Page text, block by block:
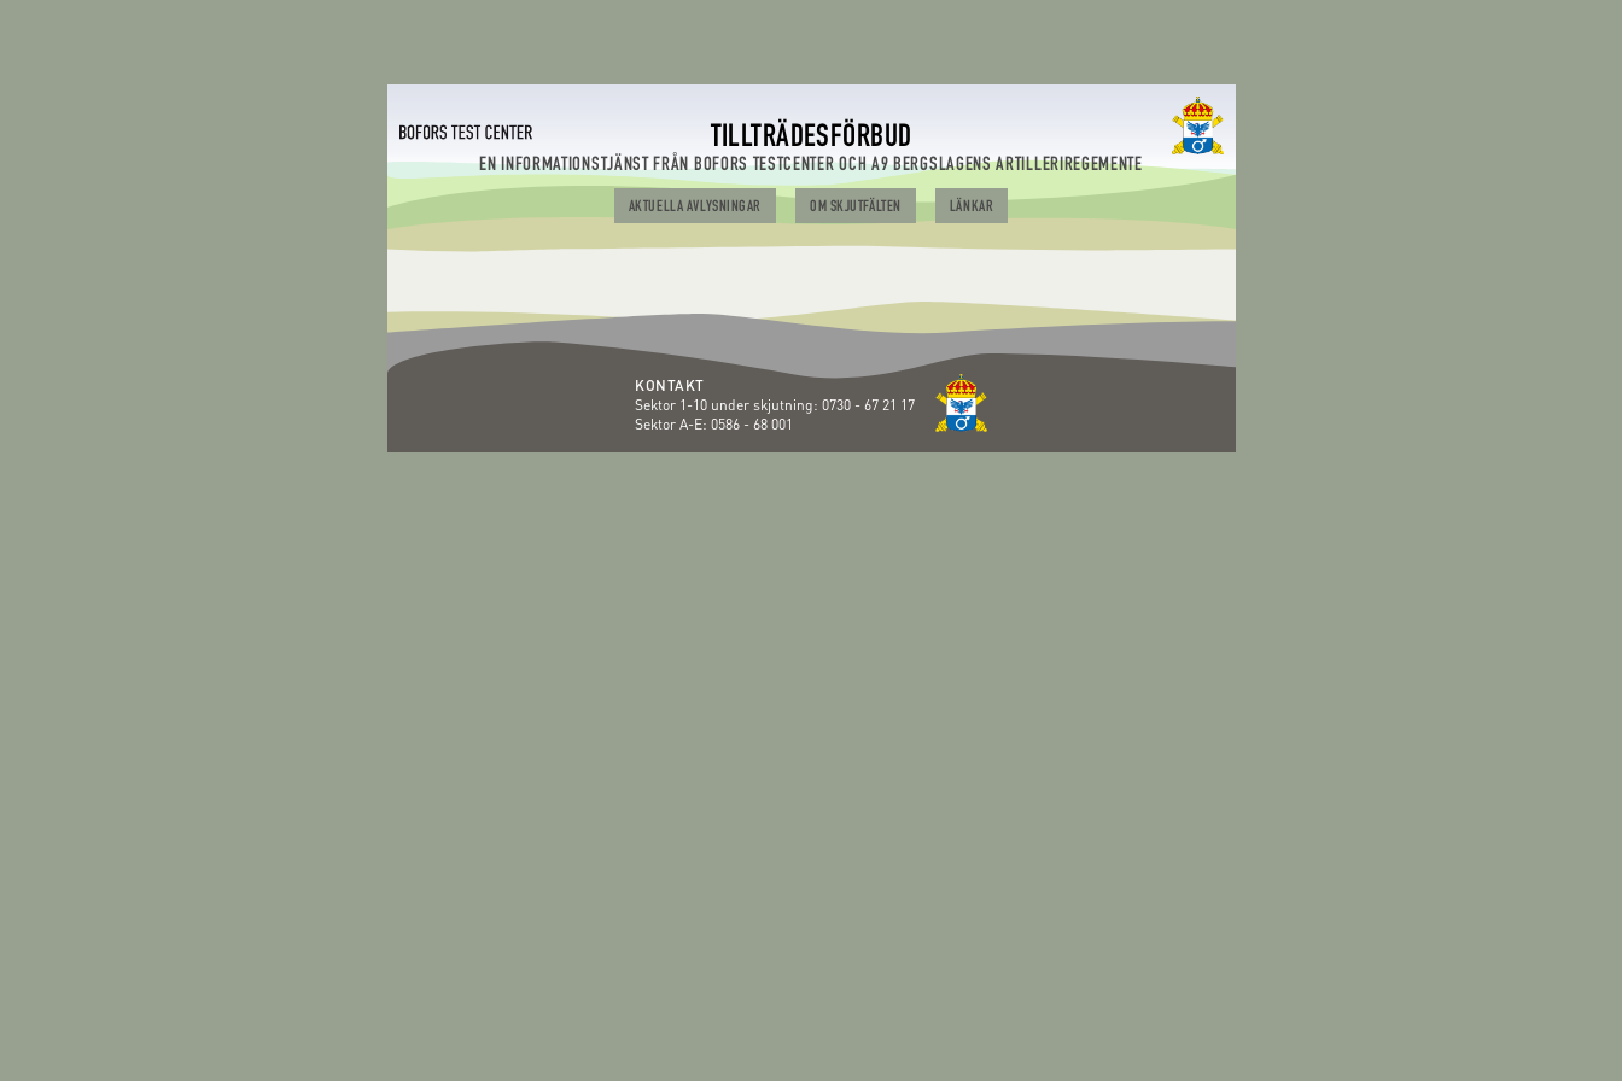
TILLTRÄDESFÖRBUD
EN INFORMATIONSTJÄNST FRÅN BOFORS TESTCENTER OCH A9 BERGSLAGENS ARTILLERIREGEMENTE
AKTUELLA AVLYSNINGAR OM SKJUTFÄLTEN LÄNKAR
KONTAKT
Sektor 1-10 under skjutning: 0730 - 67 21 17
Sektor A-E: 0586 - 68 001